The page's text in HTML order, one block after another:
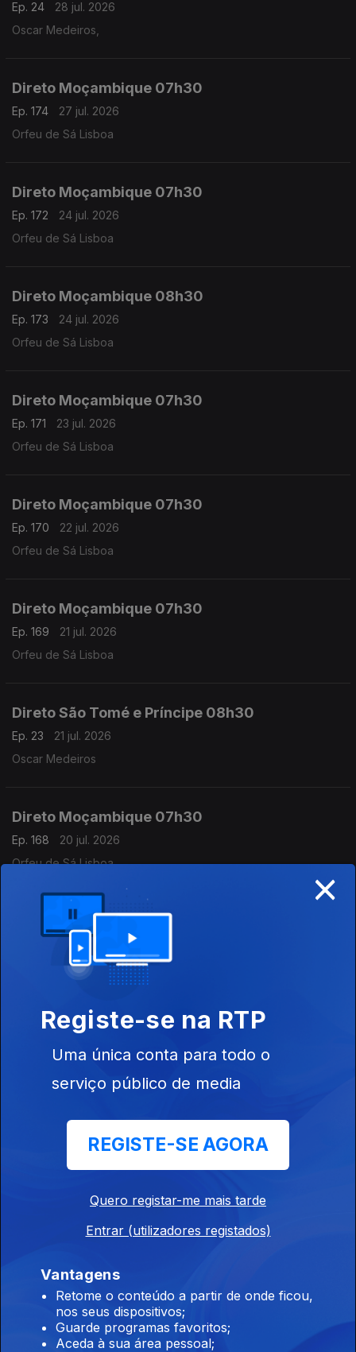
Ep. 24
28 jul. 2026
Oscar Medeiros,
Direto Moçambique 07h30
Ep. 174
27 jul. 2026
Orfeu de Sá Lisboa
Direto Moçambique 07h30
Ep. 172
24 jul. 2026
Orfeu de Sá Lisboa
Direto Moçambique 08h30
Ep. 173
24 jul. 2026
Orfeu de Sá Lisboa
Direto Moçambique 07h30
Ep. 171
23 jul. 2026
Orfeu de Sá Lisboa
Direto Moçambique 07h30
Ep. 170
22 jul. 2026
Orfeu de Sá Lisboa
Direto Moçambique 07h30
Ep. 169
21 jul. 2026
Orfeu de Sá Lisboa
Direto São Tomé e Príncipe 08h30
Ep. 23
21 jul. 2026
Oscar Medeiros
Direto Moçambique 07h30
Ep. 168
20 jul. 2026
Orfeu de Sá Lisboa
Direto Moçambique
17 jul. 2026
Órfeu de Sá Lisboa
Direto Moçambique
17 jul. 2026
Direto Cabo Verde
16 jul. 2026
Direto Moçambique
Orfeu de Sá Lisboa
Direto Moçambique
×
Registe-se na RTP
Uma única conta para todo o
serviço público de media
REGISTE-SE AGORA
Quero registar-me mais tarde
Entrar (utilizadores registados)
Vantagens
Retome o conteúdo a partir de onde ficou,
nos seus dispositivos;
Guarde programas favoritos;
Aceda à sua área pessoal;